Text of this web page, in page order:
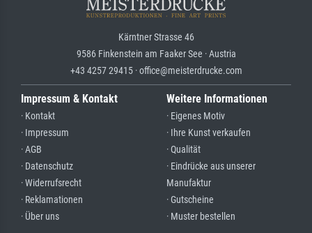
Kärntner Strasse 46
9586 Finkenstein am Faaker See · Austria
+43 4257 29415 · office@meisterdrucke.com
Impressum & Kontakt
· Kontakt
· Impressum
· AGB
· Datenschutz
· Widerrufsrecht
· Reklamationen
· Über uns
Weitere Informationen
· Eigenes Motiv
· Ihre Kunst verkaufen
· Qualität
· Eindrücke aus unserer
Manufaktur
· Gutscheine
· Muster bestellen